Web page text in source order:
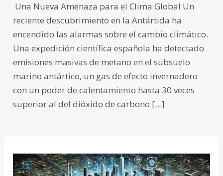
Una Nueva Amenaza para el Clima Global Un
reciente descubrimiento en la Antártida ha
encendido las alarmas sobre el cambio climático.
Una expedición científica española ha detectado
emisiones masivas de metano en el subsuelo
marino antártico, un gas de efecto invernadero
con un poder de calentamiento hasta 30 veces
superior al del dióxido de carbono […]